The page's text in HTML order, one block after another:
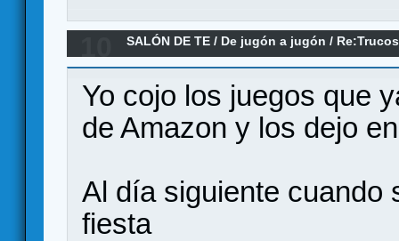
SALÓN DE TE / De jugón a jugón /
comprar menos juegos
Yo cojo los juegos que
de Amazon y los dejo
Al día siguiente cuando
fiesta